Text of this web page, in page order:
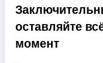
оставляйте
момент